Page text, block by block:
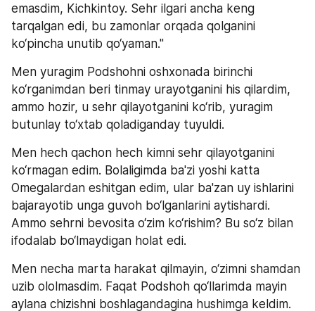
emasdim, Kichkintoy. Sehr ilgari ancha keng
tarqalgan edi, bu zamonlar orqada qolganini
ko‘pincha unutib qo‘yaman."
Men yuragim Podshohni oshxonada birinchi
ko‘rganimdan beri tinmay urayotganini his qilardim,
ammo hozir, u sehr qilayotganini ko‘rib, yuragim
butunlay to‘xtab qoladiganday tuyuldi.
Men hech qachon hech kimni sehr qilayotganini
ko‘rmagan edim. Bolaligimda ba'zi yoshi katta
Omegalardan eshitgan edim, ular ba'zan uy ishlarini
bajarayotib unga guvoh bo‘lganlarini aytishardi.
Ammo sehrni bevosita o‘zim ko‘rishim? Bu so‘z bilan
ifodalab bo‘lmaydigan holat edi.
Men necha marta harakat qilmayin, o‘zimni shamdan
uzib ololmasdim. Faqat Podshoh qo‘llarimda mayin
aylana chizishni boshlagandagina hushimga keldim.